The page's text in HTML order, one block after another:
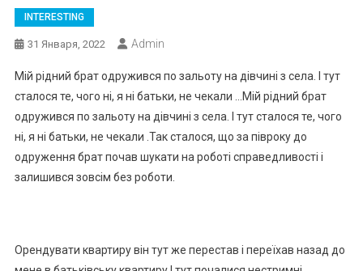
INTERESTING
31 Января, 2022 Admin
Мій рідний брат одружився по зальоту на дівчині з села. І тут
сталося те, чого ні, я ні батьки, не чекали …Мій рідний брат
одружився по зальоту на дівчині з села. І тут сталося те, чого
ні, я ні батьки, не чекали .Так сталося, що за півроку до
одруження брат почав шукати на роботі справедливості і
залишився зовсім без роботи.
Орендувати квартиру він тут же перестав і переїхав назад до